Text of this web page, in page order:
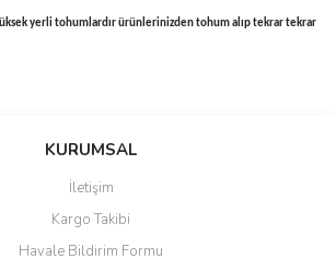
yerli tohumlardır ürünlerinizden tohum alıp tekrar tekrar
Bu ürüne ilk yorumu siz yapın!
bozuk veya görüntülenemiyor.
eksik bilgiler bulunuyor.
KURUMSAL
İletişim
Kargo Takibi
Havale Bildirim Formu